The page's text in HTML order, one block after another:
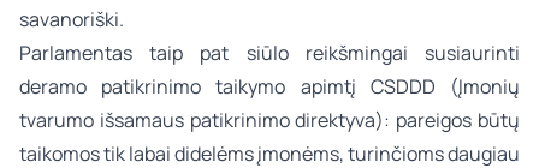
savanoriški.
Parlamentas taip pat siūlo reikšmingai susiaurinti
deramo patikrinimo taikymo apimtį CSDDD (Įmonių
tvarumo išsamaus patikrinimo direktyva): pareigos būtų
taikomos tik labai didelėms įmonėms, turinčioms daugiau